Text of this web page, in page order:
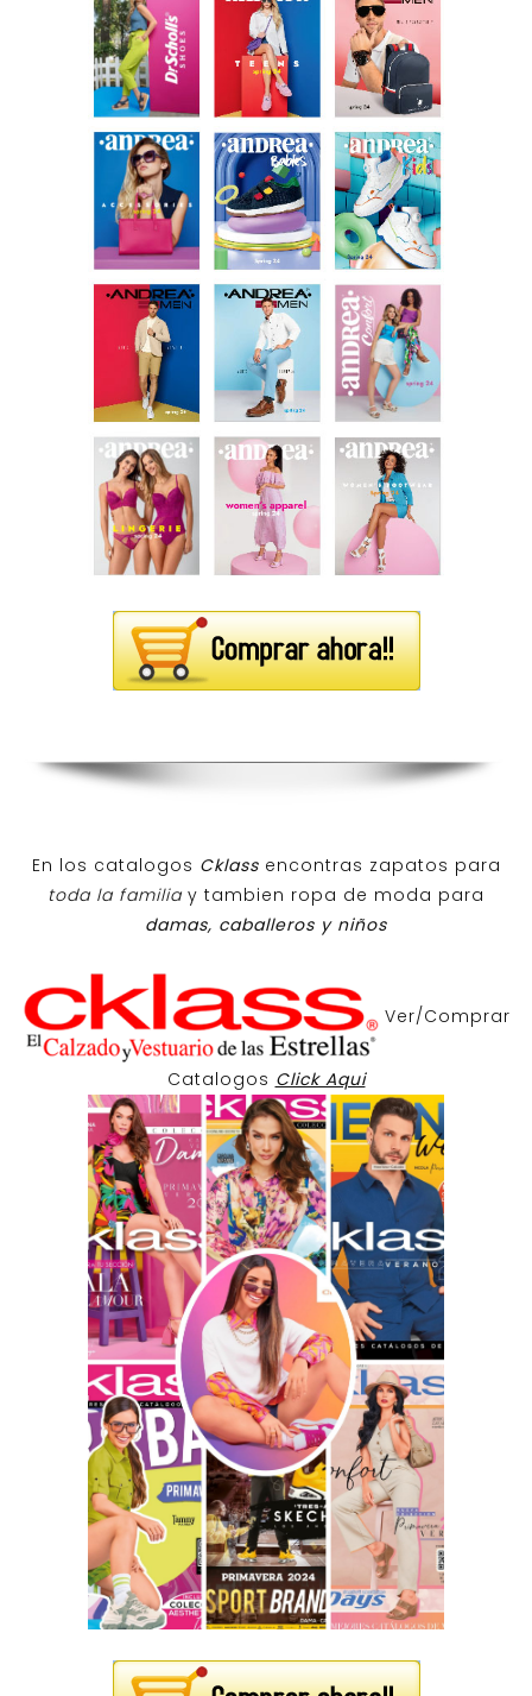
En los catalogos Cklass encontras zapatos para
toda la familiay tambien ropa de moda para
damas, caballeros y niños
Ver/Comprar
Catalogos Click Aqui